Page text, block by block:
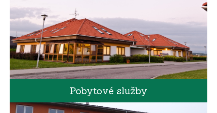
Pobytové služby